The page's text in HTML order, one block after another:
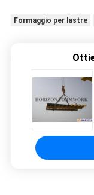
Formaggio per lastre